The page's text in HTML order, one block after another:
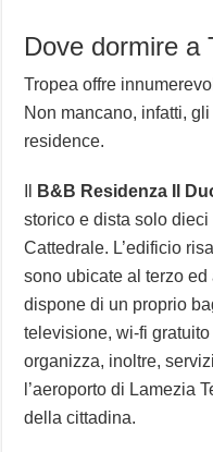
Dove dormire a
Tropea offre
Non mancano, infatti,
residence.
B&B Residenza Il
storico e dista solo
Cattedrale. L’edificio
sono ubicate al terzo
dispone di un proprio
televisione, wi-fi
organizza, inoltre,
l’aeroporto di Lamezia
della cittadina.